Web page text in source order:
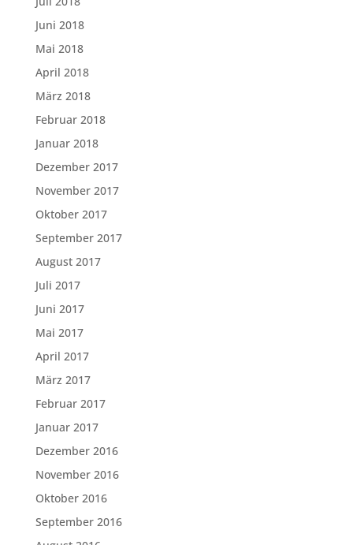
Juni 2018
Mai 2018
April 2018
März 2018
Februar 2018
Januar 2018
Dezember 2017
November 2017
Oktober 2017
September 2017
August 2017
Juli 2017
Juni 2017
Mai 2017
April 2017
März 2017
Februar 2017
Januar 2017
Dezember 2016
November 2016
Oktober 2016
September 2016